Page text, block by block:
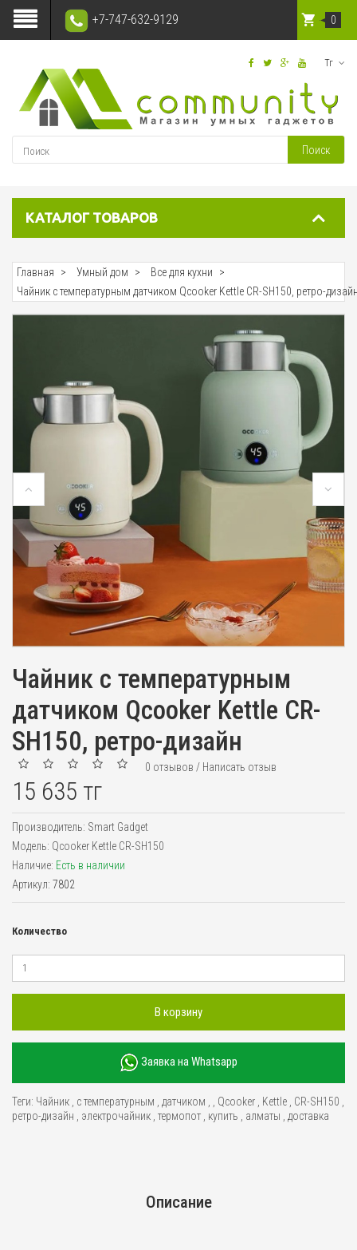
+7-747-632-9129
Тг
Поиск
0
КАТАЛОГ ТОВАРОВ
Главная Умный дом
Все для кухни
Чайник с температурным датчиком Qcooker Kettle CR-SH150, ретро-
Чайник с температурным
датчиком Qcooker Kettle CR-
SH150, ретро-дизайн
0 отзывов / Написать отзыв
15 635 тг
Производитель: Smart Gadget
Модель: Qcooker Kettle CR-SH150
Наличие: Есть в наличии
Артикул: 7802
Количество
В корзину
Заявка на Whatsapp
Теги: Чайник с температурным датчиком Qcooker Kettle CR-SH150
ретро-дизайн
электрочайник термопот купить алматы доставка
Описание